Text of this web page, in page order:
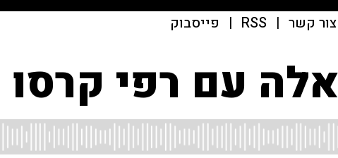
צור קשר |
RSS
| פייסבוק
עם רפי קרסו